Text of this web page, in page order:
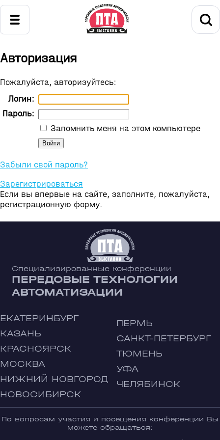
Авторизация
Пожалуйста, авторизуйтесь:
Логин:
Пароль:
Запомнить меня на этом компьютере
Забыли свой пароль?
Зарегистрироваться
Если вы впервые на сайте, заполните, пожалуйста,
регистрационную форму.
Специализированные конференции
ПЕРЕДОВЫЕ ТЕХНОЛОГИИ
АВТОМАТИЗАЦИИ
ЕКАТЕРИНБУРГ
КАЗАНЬ
КРАСНОЯРСК
МОСКВА
НИЖНИЙ НОВГОРОД
НОВОСИБИРСК
ПЕРМЬ
САНКТ-ПЕТЕРБУРГ
ТЮМЕНЬ
УФА
ЧЕЛЯБИНСК
По вопросам участия и посещения конференции Вы
можете обращаться: